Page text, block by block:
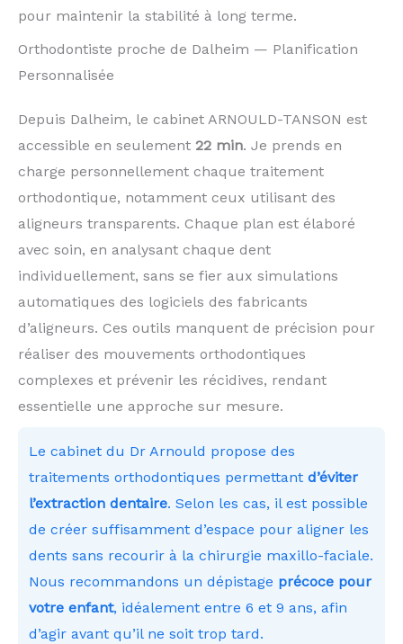
pour maintenir la stabilité à long terme.
Orthodontiste proche de Dalheim — Planification
Personnalisée
Depuis Dalheim, le cabinet ARNOULD-TANSON est
accessible en seulement 22 min. Je prends en
charge personnellement chaque traitement
orthodontique, notamment ceux utilisant des
aligneurs transparents. Chaque plan est élaboré
avec soin, en analysant chaque dent
individuellement, sans se fier aux simulations
automatiques des logiciels des fabricants
d’aligneurs. Ces outils manquent de précision pour
réaliser des mouvements orthodontiques
complexes et prévenir les récidives, rendant
essentielle une approche sur mesure.
Le cabinet du Dr Arnould propose des
traitements orthodontiques permettant d’éviter
l’extraction dentaire. Selon les cas, il est possible
de créer suffisamment d’espace pour aligner les
dents sans recourir à la chirurgie maxillo-faciale.
Nous recommandons un dépistage précoce pour
votre enfant, idéalement entre 6 et 9 ans, afin
d’agir avant qu’il ne soit trop tard.